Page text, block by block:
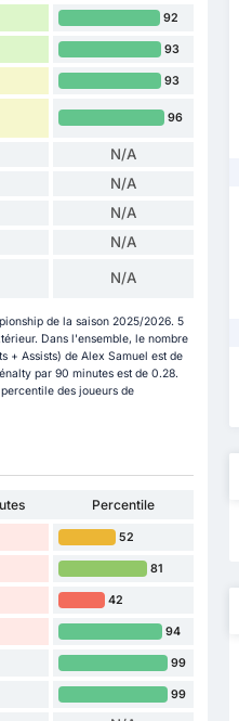
92
93
93
96
N/A
N/A
N/A
N/A
N/A
de la saison 2025/2026. 5
Dans l'ensemble, le nombre
+ Assists) de Alex Samuel est de
par 90 minutes est de 0.28.
des joueurs de
Percentile
52
81
42
94
99
99